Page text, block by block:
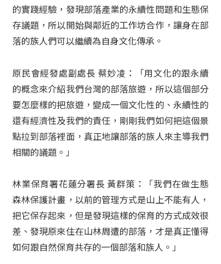
的實踐經驗，發現部落產業的永續性問題和生態保
存議題，所以開始與鄰近的工作坊合作，讓身在部
落的族人們可以繼續為自身文化傳承。
原民會經發處副處長 蔡妙凌：「用文化的跟永續
的概念來介紹我們台灣的部落旅遊，所以這個部分
要怎麼樣的把旅遊，變成一個文化性的、永續性的
還有經濟性及我們的責任，剛剛我們如何把這個景
點拉到部落裡面，真正地讓部落的族人來主導我們
相關的議題。」
林業保育署花蓮分署長 黃群策：「我們在做生態
森林保護計畫，以前的管理方式是山上不能有人，
把它保存起來，但是發現這樣的保育的方式成效很
差、發現原來住在山林周遭的部落，才是真正懂得
如何跟自然保育共存的一個部落和族人。」